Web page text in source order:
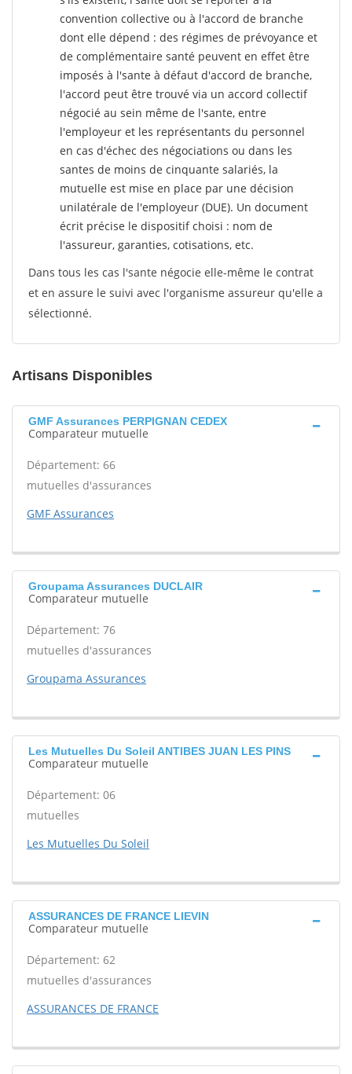
convention collective ou à l'accord de branche
dont elle dépend : des régimes de prévoyance et
de complémentaire santé peuvent en effet être
imposés à l'sante à défaut d'accord de branche,
l'accord peut être trouvé via un accord collectif
négocié au sein même de l'sante, entre
l'employeur et les représentants du personnel
en cas d'échec des négociations ou dans les
santes de moins de cinquante salariés, la
mutuelle est mise en place par une décision
unilatérale de l'employeur (DUE). Un document
écrit précise le dispositif choisi : nom de
l'assureur, garanties, cotisations, etc.
Dans tous les cas l'sante négocie elle-même le contrat
et en assure le suivi avec l'organisme assureur qu'elle a
sélectionné.
Artisans Disponibles
GMF Assurances PERPIGNAN CEDEX
Comparateur mutuelle
Département: 66
mutuelles d'assurances
GMF Assurances
Groupama Assurances DUCLAIR
Comparateur mutuelle
Département: 76
mutuelles d'assurances
Groupama Assurances
Les Mutuelles Du Soleil ANTIBES JUAN LES PINS
Comparateur mutuelle
Département: 06
mutuelles
Les Mutuelles Du Soleil
ASSURANCES DE FRANCE LIEVIN
Comparateur mutuelle
Département: 62
mutuelles d'assurances
ASSURANCES DE FRANCE